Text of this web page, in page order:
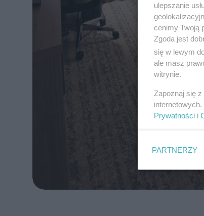
ulepszanie
cenimy Twoją
Zgoda jest
się w lewym
ale masz
witrynie.
Zapoznaj się
Prywatności i
PARTNERZY